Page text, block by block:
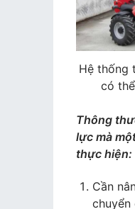
Hệ thống
có
Thông
lực mà
thực hiện:
Cần
chuyển